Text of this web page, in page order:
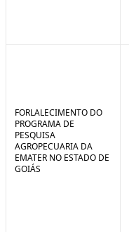
FORLALECIMENTO DO
PROGRAMA DE
PESQUISA
AGROPECUARIA DA
EMATER NO ESTADO DE
GOIÁS